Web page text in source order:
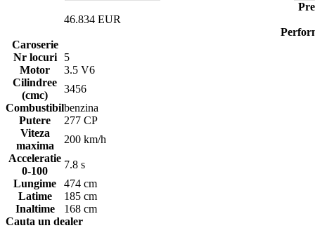
46.834 EUR
Caroserie
Nr locuri
5
Motor
3.5 V6
Cilindree
(cmc)
3456
Combustibilbenzina
Putere
277 CP
Viteza
maxima
200 km/h
Acceleratie
0-100
7.8 s
Lungime
474 cm
Latime
185 cm
Inaltime
168 cm
Cauta un dealer